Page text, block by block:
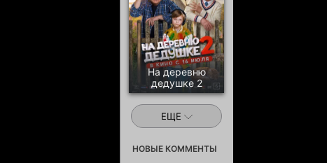
На деревню
дедушке 2
ЕЩЕ
НОВЫЕ КОММЕНТЫ